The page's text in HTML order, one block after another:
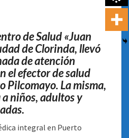
de Salud «Juan
de Clorinda, llevó
de atención
el efector de salud
Pilcomayo. La misma,
niños, adultos y
.